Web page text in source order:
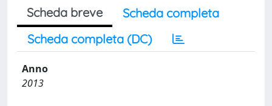
Scheda breve
Scheda completa
Scheda completa (DC)
Anno
2013